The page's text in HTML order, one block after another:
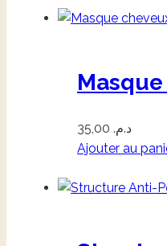
د.م.
Ajouter au